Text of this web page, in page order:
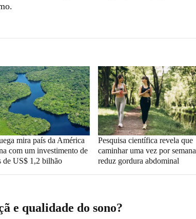
mira país da América
com um investimento de
de US$ 1,2 bilhão
Pesquisa científica revela que
caminhar uma vez por semana
reduz gordura abdominal
e qualidade do sono?